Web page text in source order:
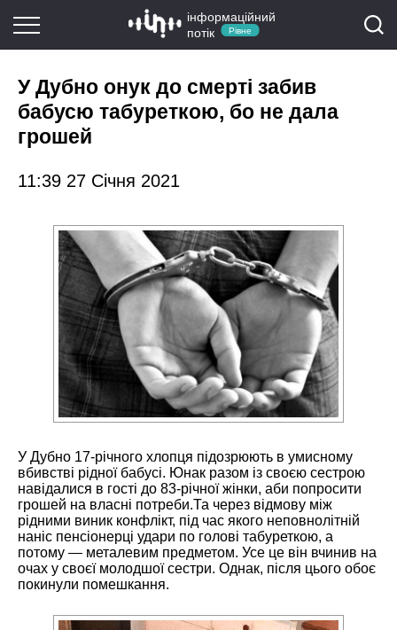
інформаційний
потік
Рівне
У Дубно онук до смерті забив
бабусю табуреткою, бо не дала
грошей
11:39 27 Січня 2021
У Дубно 17-річного хлопця підозрюють в умисному
вбивстві рідної бабусі. Юнак разом із своєю сестрою
навідалися в гості до 83-річної жінки, аби попросити
грошей на власні потреби.Та через відмову між
рідними виник конфлікт, під час якого неповнолітній
наніс пенсіонерці удари по голові табуреткою, а
потому — металевим предметом. Усе це він вчинив на
очах у своєї молодшої сестри. Однак, після цього обоє
покинули помешкання.